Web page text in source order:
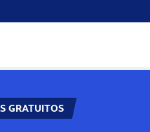
GRATUITOS